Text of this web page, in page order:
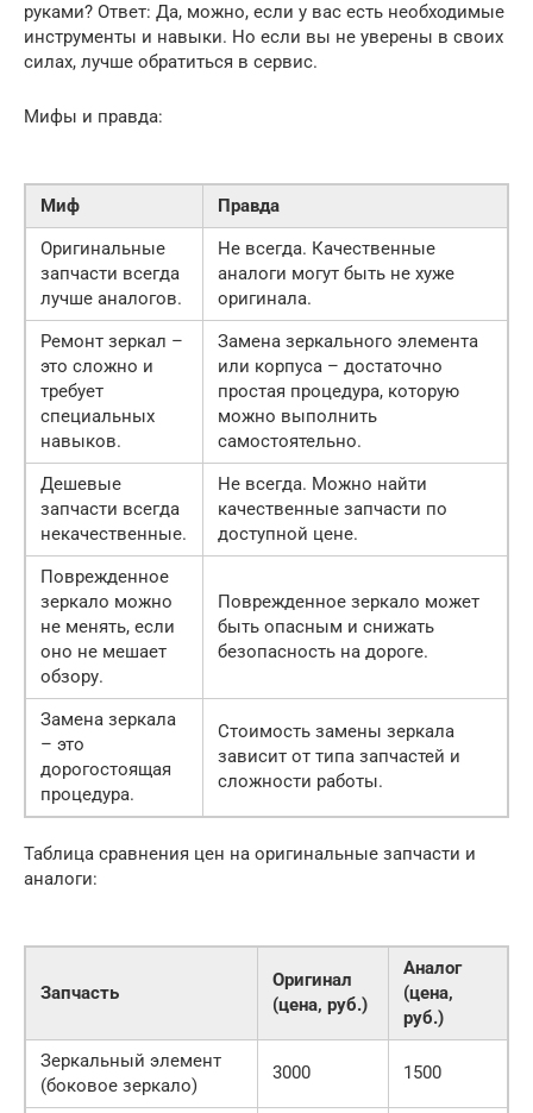
руками? Ответ: Да, можно, если у вас есть необходимые
инструменты и навыки. Но если вы не уверены в своих
силах, лучше обратиться в сервис.
Мифы и правда:
Миф
Правда
Оригинальные
запчасти всегда
лучше аналогов.
Не всегда. Качественные
аналоги могут быть не хуже
оригинала.
Ремонт зеркал –
это сложно и
требует
специальных
навыков.
Замена зеркального элемента
или корпуса – достаточно
простая процедура, которую
можно выполнить
самостоятельно.
Дешевые
запчасти всегда
некачественные.
Не всегда. Можно найти
качественные запчасти по
доступной цене.
Поврежденное
зеркало можно
не менять, если
оно не мешает
обзору.
Поврежденное зеркало может
быть опасным и снижать
безопасность на дороге.
Замена зеркала
– это
дорогостоящая
процедура.
Стоимость замены зеркала
зависит от типа запчастей и
сложности работы.
Таблица сравнения цен на оригинальные запчасти и
аналоги:
Запчасть
Оригинал
(цена, руб.)
Аналог
(цена,
руб.)
Зеркальный элемент
(боковое зеркало)
3000 1500